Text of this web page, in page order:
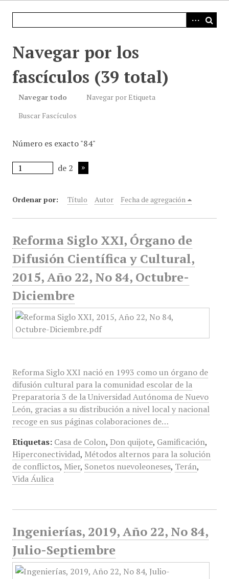
Navegar por los
fascículos (39 total)
Navegar todo
Navegar por Etiqueta
Buscar Fascículos
Número es exacto "84"
de 2
Ordenar por: Título Autor Fecha de agregación
Reforma Siglo XXI, Órgano de
Difusión Científica y Cultural,
2015, Año 22, No 84, Octubre-
Diciembre
Reforma Siglo XXI nació en 1993 como un órgano de
difusión cultural para la comunidad escolar de la
Preparatoria 3 de la Universidad Autónoma de Nuevo
León, gracias a su distribución a nivel local y nacional
recoge en sus páginas colaboraciones de…
Etiquetas: Casa de Colon, Don quijote, Gamificación,
Hiperconectividad, Métodos alternos para la solución
de conflictos, Mier, Sonetos nuevoleoneses, Terán,
Vida Áulica
Ingenierías, 2019, Año 22, No 84,
Julio-Septiembre